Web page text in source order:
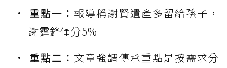
重點一： 報導稱謝賢遺產多留給孫子，
謝霆鋒僅分5%
重點二： 文章強調傳承重點是按需求分